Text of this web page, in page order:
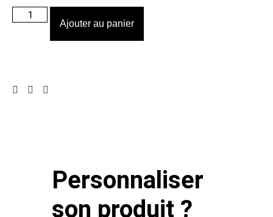
Ajouter au panier
Personnaliser
son produit ?